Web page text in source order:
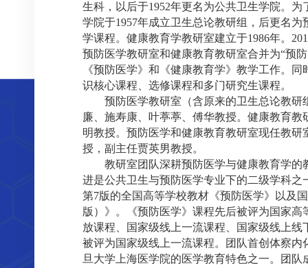
生科，以后于1952年更名为公共卫生学院。
学院于1957年成立卫生总论教研组，后更名
学课程。健康教育学教研室建立于1986年。
预防医学教研室和健康教育教研室合并为“预
《预防医学》和《健康教育学》教学工作。
识核心课程、选修课程和多门研究生课程。
预防医学教研室（含原来的卫生总论教
廉、施寿康、叶葶葶、傅华教授。健康教育
明教授。预防医学和健康教育教研室现任教
授，副主任贾英男教授。
教研室团队深耕预防医学与健康教育学
进是公共卫生与预防医学专业下的二级学科
第7版的全国高等学校教材《预防医学》以及
版）》。《预防医学》课程先后被评为国家
放课程、国家级线上一流课程、国家级线上
被评为国家级线上一流课程。团队首创体察
旦大学上海医学院的医学教育特色之一。团